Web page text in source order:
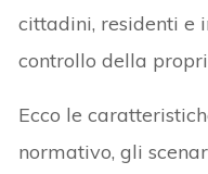
cittadini, residenti e
controllo della
Ecco le
normativo, gli